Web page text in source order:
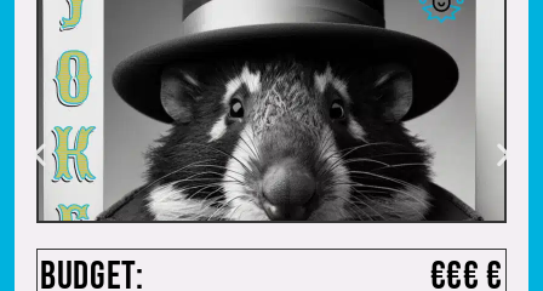
Budget:
€€€ €